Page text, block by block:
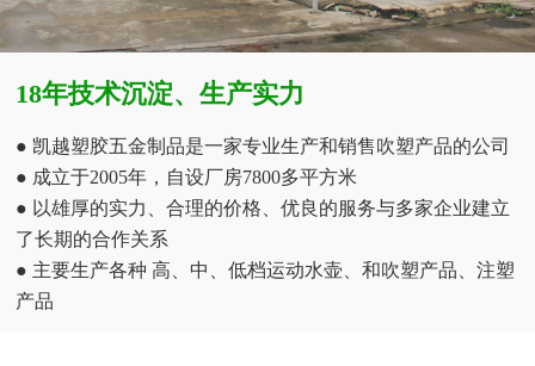
18年技术沉淀、生产实力
● 凯越塑胶五金制品是一家专业生产和销售吹塑产品的公司
● 成立于2005年，自设厂房7800多平方米
● 以雄厚的实力、合理的价格、优良的服务与多家企业建立
了长期的合作关系
● 主要生产各种 高、中、低档运动水壶、和吹塑产品、注塑
产品